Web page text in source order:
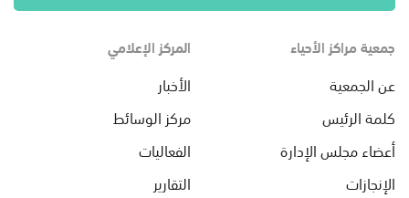
جمعية مراكز الأحياء
عن الجمعية
كلمة الرئيس
أعضاء مجلس الإدارة
الإنجازات
المركز الإعلامي
الأخبار
مركز الوسائط
الفعاليات
التقارير